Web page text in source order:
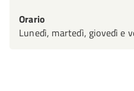
Orario
Lunedì, martedì, giovedì e